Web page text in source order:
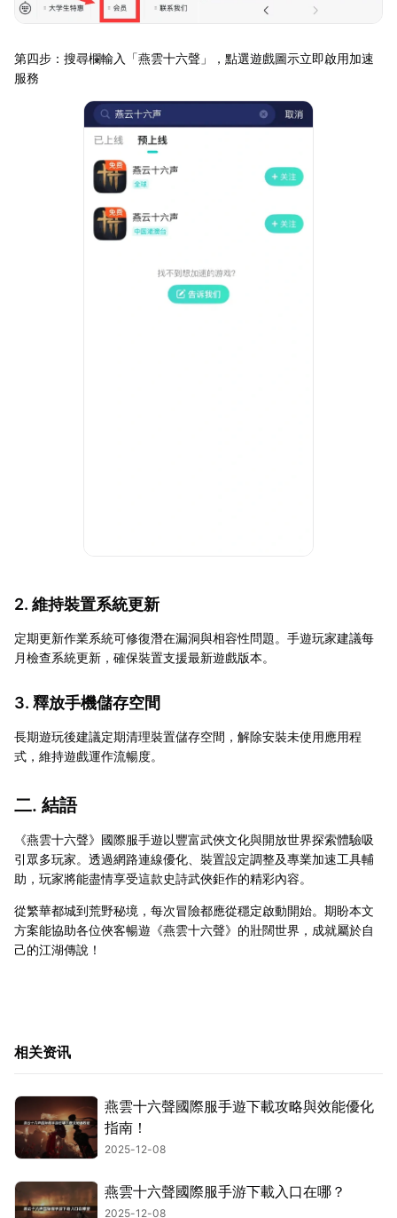
第四步：搜尋欄輸入「燕雲十六聲」，點選遊戲圖示立即啟用加速
服務
2. 維持裝置系統更新
定期更新作業系統可修復潛在漏洞與相容性問題。手遊玩家建議每
月檢查系統更新，確保裝置支援最新遊戲版本。
3. 釋放手機儲存空間
長期遊玩後建議定期清理裝置儲存空間，解除安裝未使用應用程
式，維持遊戲運作流暢度。
二. 結語
《燕雲十六聲》國際服手遊以豐富武俠文化與開放世界探索體驗吸
引眾多玩家。透過網路連線優化、裝置設定調整及專業加速工具輔
助，玩家將能盡情享受這款史詩武俠鉅作的精彩內容。
從繁華都城到荒野秘境，每次冒險都應從穩定啟動開始。期盼本文
方案能協助各位俠客暢遊《燕雲十六聲》的壯闊世界，成就屬於自
己的江湖傳說！
相关资讯
燕雲十六聲國際服手遊下載攻略與效能優化
指南！
2025-12-08
燕雲十六聲國際服手游下載入口在哪？
2025-12-08